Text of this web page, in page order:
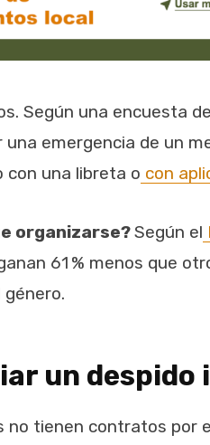
Según una encuesta
emergencia de un
con una libreta o con
organizarse?Según el
61 % menos que
un despido
tienen contratos por